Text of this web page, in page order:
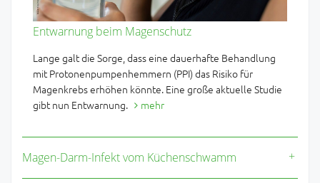
Entwarnung beim Magenschutz
Lange galt die Sorge, dass eine dauerhafte Behandlung
mit Protonenpumpenhemmern (PPI) das Risiko für
Magenkrebs erhöhen könnte. Eine große aktuelle Studie
gibt nun Entwarnung.
mehr
Magen-Darm-Infekt vom Küchenschwamm